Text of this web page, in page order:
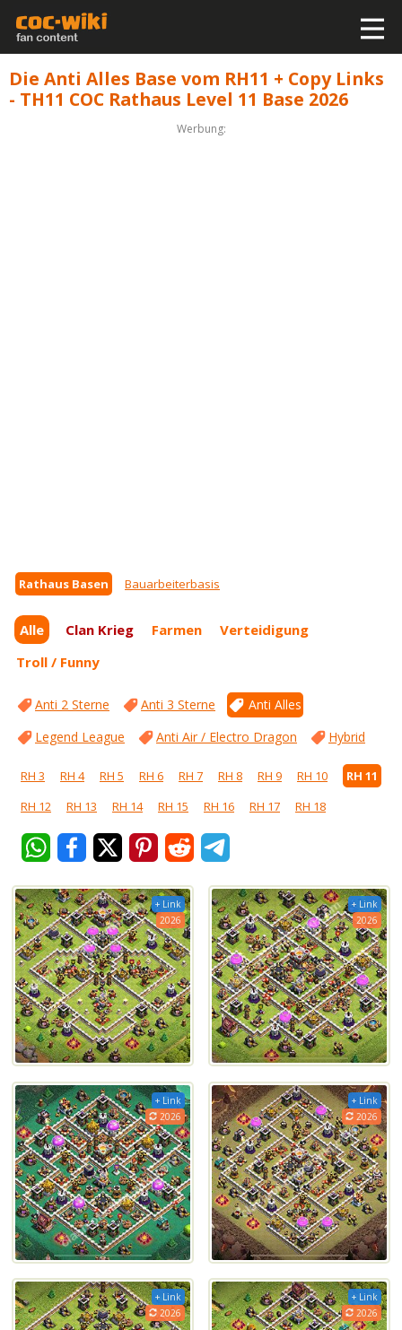
Die Anti Alles Base vom RH11 + Copy Links
- TH11 COC Rathaus Level 11 Base 2026
Werbung:
Rathaus Basen Bauarbeiterbasis
Alle Clan Krieg Farmen
Verteidigung
Troll / Funny
Anti 2 Sterne Anti 3 Sterne
Anti Alles
Legend League
Anti Air / Electro Dragon Hybrid
RH 3 RH 4 RH 5 RH 6 RH 7 RH 8 RH 9 RH 10
RH 11
RH 12
RH 13 RH 14 RH 15 RH 16 RH 17 RH 18
+ Link
2026
+ Link
2026
+ Link
2026
+ Link
2026
+ Link
2026
+ Link
2026